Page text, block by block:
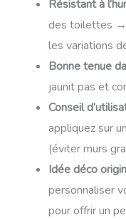
Résistant à
des toilettes →
les variations
Bonne tenue
jaunit pas et
Conseil
appliquez sur
(éviter murs
Idée déco
personnaliser
pour offrir un